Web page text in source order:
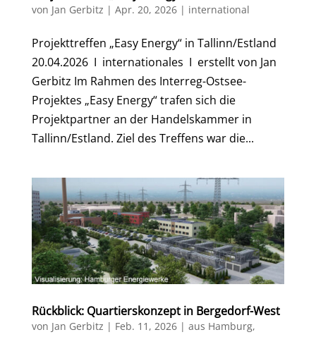
von Jan Gerbitz | Apr. 20, 2026| international
Projekttreffen „Easy Energy“ in Tallinn/Estland
20.04.2026 I internationales I erstellt von Jan
Gerbitz Im Rahmen des Interreg-Ostsee-
Projektes „Easy Energy“ trafen sich die
Projektpartner an der Handelskammer in
Tallinn/Estland. Ziel des Treffens war die...
Rückblick: Quartierskonzept in Bergedorf-West
von Jan Gerbitz | Feb. 11, 2026| aus Hamburg,